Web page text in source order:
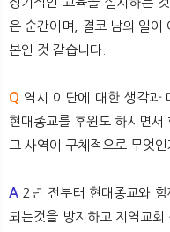
은 순간이며, 결코 남의 일이
본인 것 같습니다.
Q 역시 이단에 대한 생각과
현대종교를 후원도 하시면서
그 사역이 구체적으로 무엇인
A 2년 전부터 현대종교와
되는것을 방지하고 지역교